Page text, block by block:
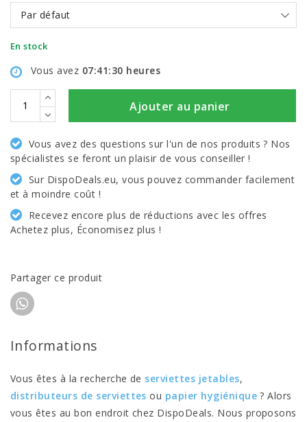
Par défaut
En stock
Vous avez 07:41:30 heures
Ajouter au panier
Vous avez des questions sur l'un de nos produits ? Nos
spécialistes se feront un plaisir de vous conseiller !
Sur DispoDeals.eu, vous pouvez commander facilement
et à moindre coût !
Recevez encore plus de réductions avec les offres
Achetez plus, Économisez plus !
Partager ce produit
Informations
Vous êtes à la recherche de serviettes jetables,
distributeurs de serviettes ou papier hygiénique ? Alors
vous êtes au bon endroit chez DispoDeals. Nous proposons